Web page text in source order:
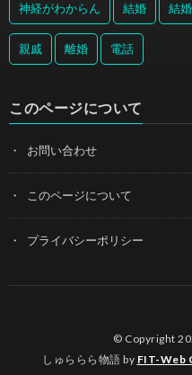
神経がわからん 結婚 結
親戚 離婚 電話
このページについて
お問い合わせ
このページについて
プライバシーポリシー
© Copyright
しゅららら物語 by FIT-Web